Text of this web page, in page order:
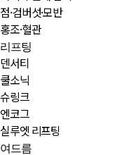
점·검버섯·모반
홍조·혈관
리프팅
덴서티
쿨소닉
슈링크
엔코그
실루엣 리프팅
여드름